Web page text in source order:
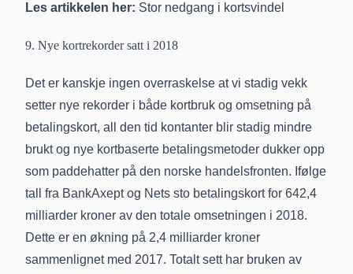
Les artikkelen her: Stor nedgang i kortsvindel
9. Nye kortrekorder satt i 2018
Det er kanskje ingen overraskelse at vi stadig vekk
setter nye rekorder i både kortbruk og omsetning på
betalingskort, all den tid kontanter blir stadig mindre
brukt og nye kortbaserte betalingsmetoder dukker opp
som paddehatter på den norske handelsfronten. Ifølge
tall fra BankAxept og Nets sto betalingskort for 642,4
milliarder kroner av den totale omsetningen i 2018.
Dette er en økning på 2,4 milliarder kroner
sammenlignet med 2017. Totalt sett har bruken av